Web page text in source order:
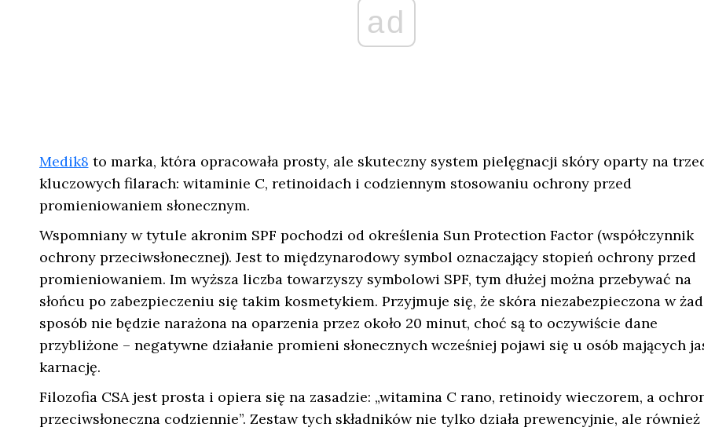
ad
Medik8 to marka, która opracowała prosty, ale skuteczny system pielęgnacji skóry oparty na
kluczowych filarach: witaminie C, retinoidach i codziennym stosowaniu ochrony przed
promieniowaniem słonecznym.
Wspomniany w tytule akronim SPF pochodzi od określenia Sun Protection Factor (współczynnik
ochrony przeciwsłonecznej). Jest to międzynarodowy symbol oznaczający stopień ochrony przed
promieniowaniem. Im wyższa liczba towarzyszy symbolowi SPF, tym dłużej można przebywać na
słońcu po zabezpieczeniu się takim kosmetykiem. Przyjmuje się, że skóra niezabezpieczona w
sposób nie będzie narażona na oparzenia przez około 20 minut, choć są to oczywiście dane
przybliżone – negatywne działanie promieni słonecznych wcześniej pojawi się u osób mających
karnację.
Filozofia CSA jest prosta i opiera się na zasadzie: „witamina C rano, retinoidy wieczorem, a
przeciwsłoneczna codziennie”. Zestaw tych składników nie tylko działa prewencyjnie, ale również